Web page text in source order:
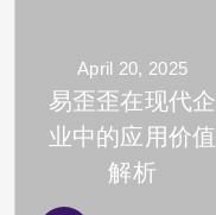
April 20, 2025
易歪歪在现代企
业中的应用价值
解析